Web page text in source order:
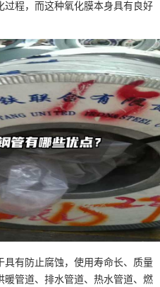
过程，而这种氧化膜本身具有良好
具有防止腐蚀，使用寿命长、质量
管道、排水管道、热水管道、燃